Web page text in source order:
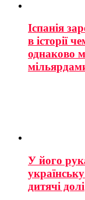
Іспанія
в історії
однаково
У його
дитячі долі